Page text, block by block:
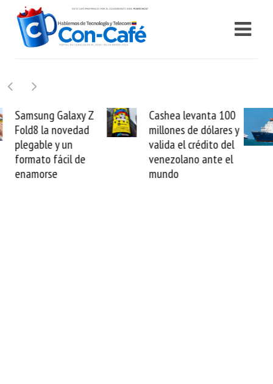
Cashea levanta 100
millones de dólares y
valida el crédito del
venezolano ante el
mundo
El buque Wave
Sentinel arranca la
reparación del
cable de Cirion